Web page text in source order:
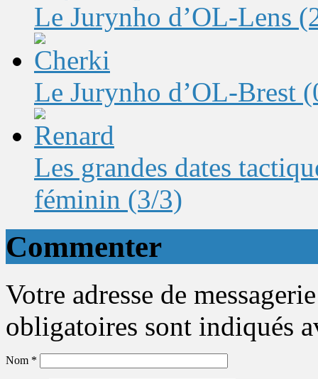
Le Jurynho d’OL-Lens
Le Jurynho d’OL-Brest
Les grandes dates
féminin (3/3)
Commenter
Votre adresse de
obligatoires sont indiqués
Nom *